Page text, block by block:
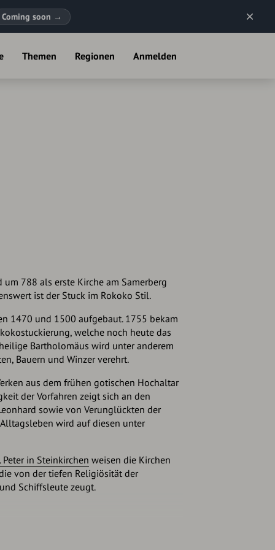
Coming soon →
Themen Regionen Anmelden
788 als erste Kirche am Samerberg
ist der Stuck im Rokoko Stil.
1470 und 1500 aufgebaut. 1755 bekam
welche noch heute das
Bartholomäus wird unter anderem
Bauern und Winzer verehrt.
aus dem frühen gotischen Hochaltar
der Vorfahren zeigt sich an den
sowie von Verunglückten der
wird auf diesen unter
Peter in Steinkirchen weisen die Kirchen
von der tiefen Religiösität der
Schiffsleute zeugt.